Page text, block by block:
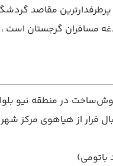
پرطرفدارترین مقاصد
مسافران گرجستان است
در منطقه نیو
فرار از هیاهوی
باتومی)